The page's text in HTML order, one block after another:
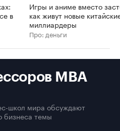
в
Игры и аниме вместо
как живут новые
миллиардеры
Про: деньги
MBA
школ мира обсуждают
бизнеса темы